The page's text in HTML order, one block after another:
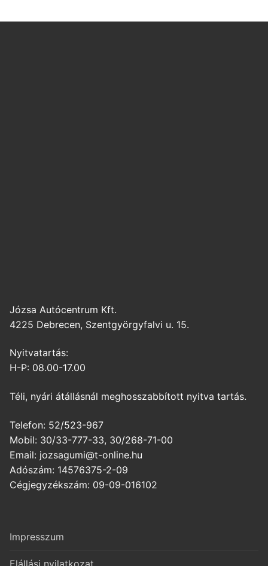
Józsa Autócentrum Kft.
4225 Debrecen, Szentgyörgyfalvi u. 15.
Nyitvatartás:
H-P: 08.00-17.00
Téli, nyári átállásnál meghosszabbított nyitva tartás.
Telefon: 52/523-967
Mobil: 30/33-777-33, 30/268-71-00
Email: jozsagumi@t-online.hu
Adószám: 14576375-2-09
Cégjegyzékszám: 09-09-016102
Impresszum
Elállási nyilatkozat